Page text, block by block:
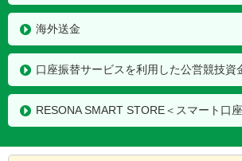
海外送金
口座振替サービスを利用した公営競技資
RESONA SMART STORE＜スマート口